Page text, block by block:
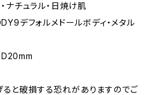
ナチュラル・日焼け肌
デフォルメドールボディ・メタル
と破損する恐れがありますのでご